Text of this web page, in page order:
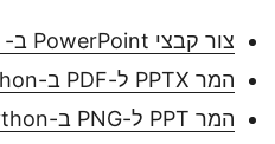
צור קבצי PowerPoint ב- Python
המר PPTX ל-PDF ב-Python
המר PPT ל-PNG ב-Python